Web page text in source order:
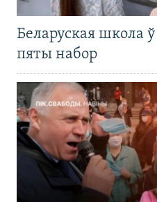
Беларуская школа
пяты набор